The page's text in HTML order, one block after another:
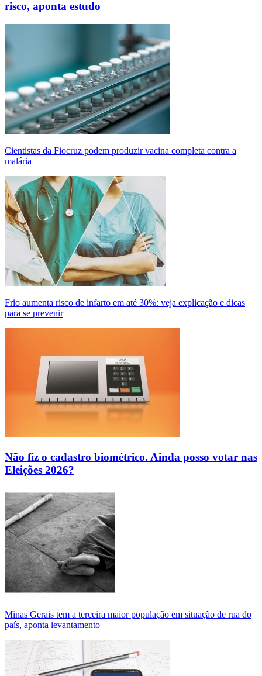
risco, aponta estudo
Cientistas da Fiocruz podem produzir vacina completa contra a
malária
Frio aumenta risco de infarto em até 30%: veja explicação e dicas
para se prevenir
Não fiz o cadastro biométrico. Ainda posso votar nas
Eleições 2026?
Minas Gerais tem a terceira maior população em situação de rua do
país, aponta levantamento